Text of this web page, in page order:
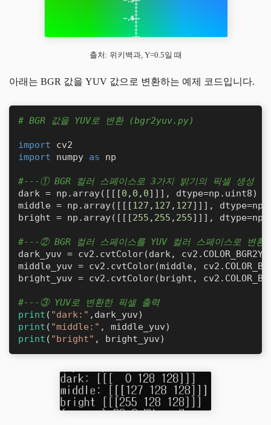
출처: 위키백과, Y=0.5일 때
아래는 BGR 값을 YUV 값으로 변환하는 예제 코드입니다.
# BGR 값을 YUV로 변환 (bgr2yuv.py)
import
import numpy as np
#---① BGR 컬러 스페이스로 3가지 밝기의 픽셀 생성
dark = np.array([[[0 , 0 , 0]]],
middle = np.array([[[127 , 127 , 127]]],
bright = np.array([[[255 , 255 , 255]]],
#---② BGR 컬러 스페이스를 YUV 컬러 스페이스로 변환
dark_yuv = cv2.cvtColor(dark,
middle_yuv = cv2.cvtColor(middle,
bright_yuv = cv2.cvtColor(bright,
#---③ YUV로 변환한 픽셀 출력
print ( "dark:"
print ( "middle:"
print ( "bright" , bright_yuv)